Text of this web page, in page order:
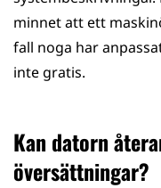
minnet att ett
fall noga har
inte gratis.
Kan datorn
översättningar?